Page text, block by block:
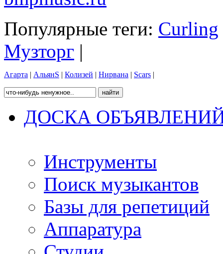
Популярные теги: Curling
Музторг |
Агарта | АльянS | Колизей | Нирвана | Scars |
ДОСКА
Инструменты
Поиск музыкантов
Базы для репетиций
Аппаратура